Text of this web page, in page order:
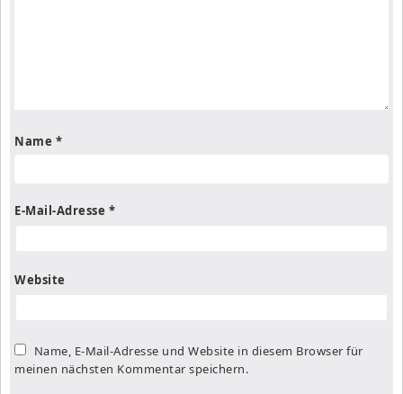
Name *
E-Mail-Adresse *
Website
Name, E-Mail-Adresse und Website in diesem Browser für
meinen nächsten Kommentar speichern.